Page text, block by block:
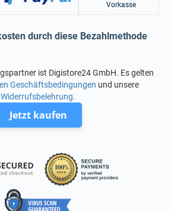
Vorkasse
durch diese Bezahlmethode
ist Digistore24 GmbH. Es gelten
Geschäftsbedingungen und unsere
Widerrufsbelehrung.
Jetzt kaufen